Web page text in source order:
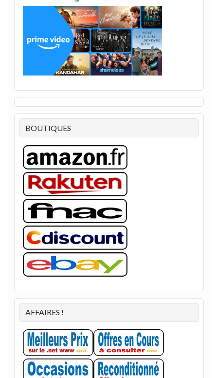
BOUTIQUES
AFFAIRES !